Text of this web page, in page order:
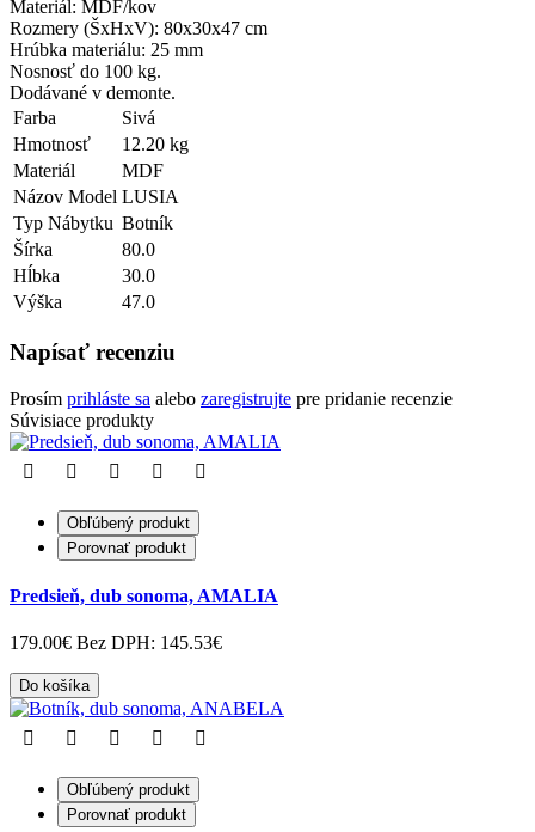
Materiál: MDF/kov
Rozmery (ŠxHxV): 80x30x47 cm
Hrúbka materiálu: 25 mm
Nosnosť do 100 kg.
Dodávané v demonte.
Farba
Sivá
Hmotnosť
12.20 kg
Materiál
MDF
Názov Model LUSIA
Typ Nábytku Botník
Šírka
80.0
Hĺbka
30.0
Výška
47.0
Napísať recenziu
Prosím prihláste sa alebo zaregistrujte pre pridanie recenzie
Súvisiace produkty
Obľúbený produkt
Porovnať produkt
Predsieň, dub sonoma, AMALIA
179.00€ Bez DPH: 145.53€
Do košíka
Obľúbený produkt
Porovnať produkt